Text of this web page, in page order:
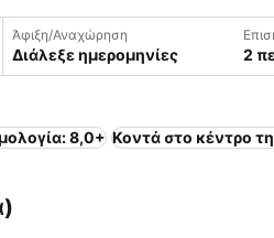
Άφιξη/Αναχώρηση
Διάλεξε ημερομηνίες 2
8,0+ Κοντά στο κέντρο